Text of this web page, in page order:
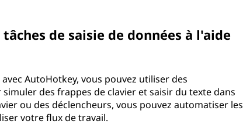
de saisie de données à l'aide
AutoHotkey, vous pouvez utiliser des
des frappes de clavier et saisir du texte dans
ou des déclencheurs, vous pouvez automatiser les
votre flux de travail.